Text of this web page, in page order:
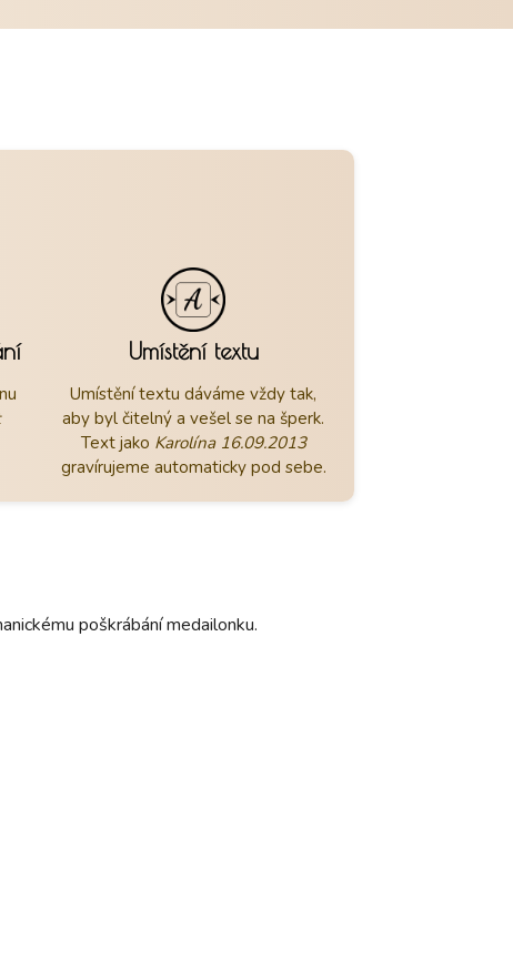
Umístění textu
Umístění textu dáváme vždy tak,
aby byl čitelný a vešel se na šperk.
Text jako Karolína 16.09.2013
gravírujeme automaticky pod sebe.
poškrábání medailonku.